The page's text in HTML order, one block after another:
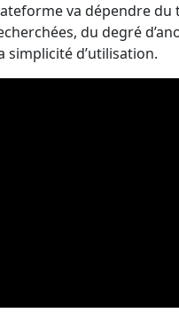
va dépendre du
du degré
simplicité d’utilisation.